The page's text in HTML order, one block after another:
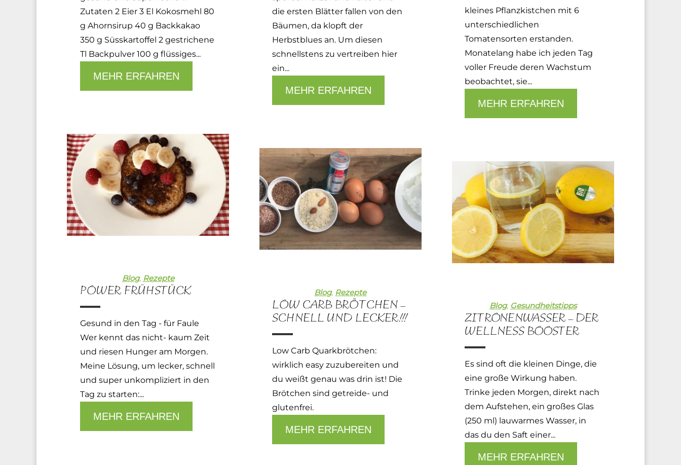
Zutaten 2 Eier 3 El Kokosmehl 80
g Ahornsirup 40 g Backkakao
350 g Süsskartoffel 2 gestrichene
Tl Backpulver 100 g flüssiges...
MEHR ERFAHREN
Blog, Rezepte
POWER FRÜHSTÜCK
Gesund in den Tag - für Faule
Wer kennt das nicht- kaum Zeit
und riesen Hunger am Morgen.
Meine Lösung, um lecker, schnell
und super unkompliziert in den
Tag zu starten:...
MEHR ERFAHREN
die ersten Blätter fallen von den
Bäumen, da klopft der
Herbstblues an. Um diesen
schnellstens zu vertreiben hier
ein...
MEHR ERFAHREN
Blog, Rezepte
LOW CARB BRÖTCHEN –
SCHNELL UND LECKER!!!
Low Carb Quarkbrötchen:
wirklich easy zuzubereiten und
du weißt genau was drin ist! Die
Brötchen sind getreide- und
glutenfrei.
MEHR ERFAHREN
kleines Pflanzkistchen mit 6
unterschiedlichen
Tomatensorten erstanden.
Monatelang habe ich jeden Tag
voller Freude deren Wachstum
beobachtet, sie...
MEHR ERFAHREN
Blog, Gesundheitstipps
ZITRONENWASSER – DER
WELLNESS BOOSTER
Es sind oft die kleinen Dinge, die
eine große Wirkung haben.
Trinke jeden Morgen, direkt nach
dem Aufstehen, ein großes Glas
(250 ml) lauwarmes Wasser, in
das du den Saft einer...
MEHR ERFAHREN